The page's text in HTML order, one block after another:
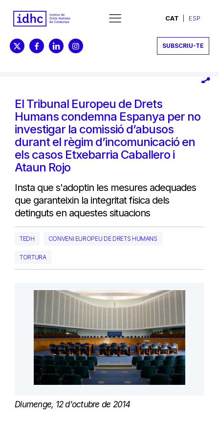
CAT ESP
SUBSCRIU-TE
El Tribunal Europeu de Drets
Humans condemna Espanya per no
investigar la comissió d’abusos
durant el règim d’incomunicació en
els casos Etxebarria Caballero i
Ataun Rojo
Insta que s'adoptin les mesures adequades
que garanteixin la integritat física dels
detinguts en aquestes situacions
TEDH CONVENI EUROPEU DE DRETS HUMANS
TORTURA
Diumenge, 12 d'octubre de 2014